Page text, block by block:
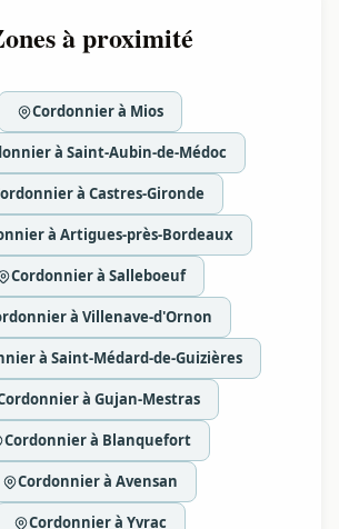
à proximité
Cordonnier à Mios
à Saint-Aubin-de-Médoc
à Castres-Gironde
à Artigues-près-Bordeaux
Cordonnier à Salleboeuf
à Villenave-d'Ornon
à Saint-Médard-de-Guizières
à Gujan-Mestras
Cordonnier à Blanquefort
Cordonnier à Avensan
Cordonnier à Yvrac